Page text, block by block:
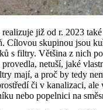
již od r. 2023
Cílovou skupinou jsou
s filtry. Většina z nich
netuší, jaké
mají, a proč by tedy
či v kanalizaci, ale
nebo popelnici na